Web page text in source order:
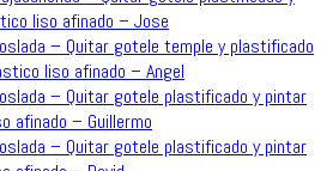
liso afinado – Jose
– Quitar gotele temple y plastificado
liso afinado – Angel
– Quitar gotele plastificado y pintar
afinado – Guillermo
– Quitar gotele plastificado y pintar